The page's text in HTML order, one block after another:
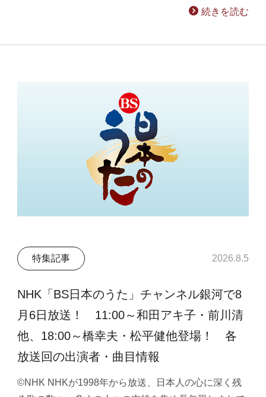
続きを読む
特集記事 2026.8.5
NHK「BS日本のうた」チャンネル銀河で8
月6日放送！ 11:00～和田アキ子・前川清
他、18:00～橋幸夫・松平健他登場！ 各
放送回の出演者・曲目情報
©NHK NHKが1998年から放送、日本人の心に深く残